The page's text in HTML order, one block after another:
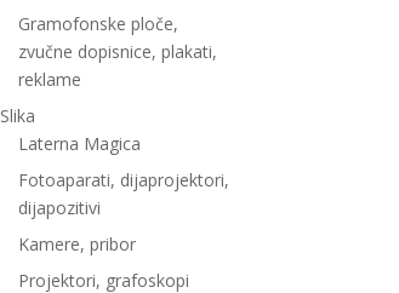
Gramofonske ploče,
zvučne dopisnice, plakati,
reklame
Slika
Laterna Magica
Fotoaparati, dijaprojektori,
dijapozitivi
Kamere, pribor
Projektori, grafoskopi